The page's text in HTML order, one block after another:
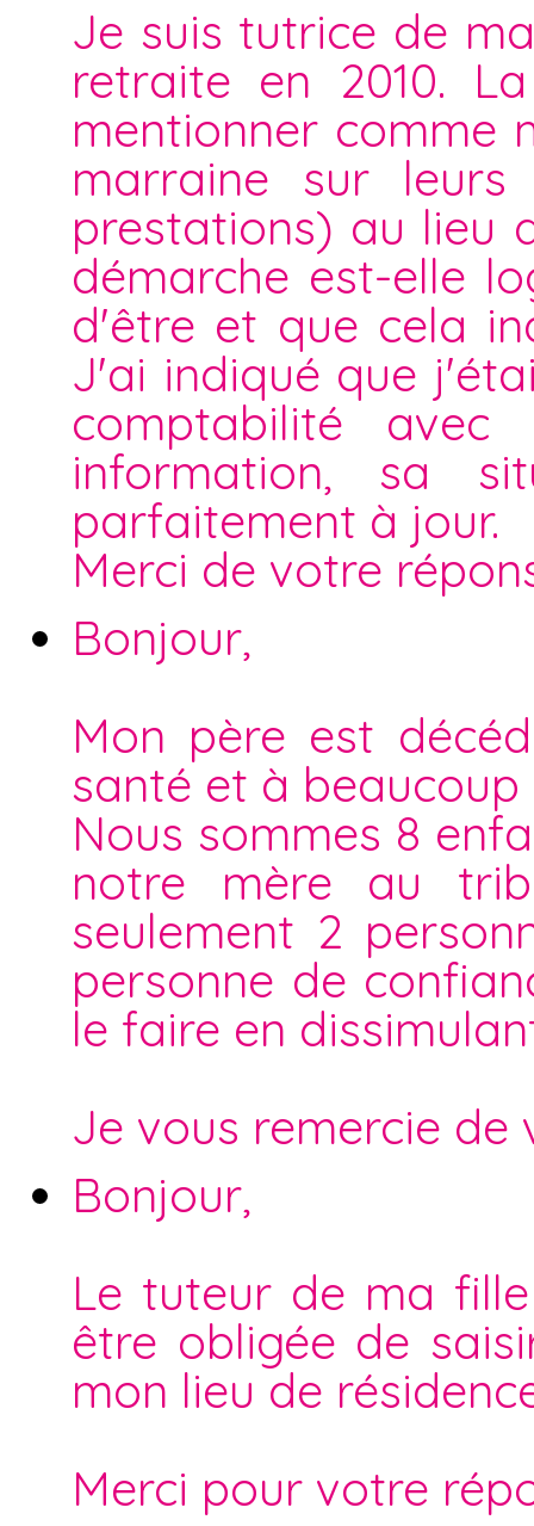
Je suis tutrice de
retraite en 2010.
mentionner comme
marraine sur
prestations) au lieu
démarche est-elle
d'être et que cela
J'ai indiqué que
comptabilité
information, sa
parfaitement à jour.
Merci de votre
Bonjour,
Mon père est
santé et à
Nous sommes 8
notre mère au
seulement 2
personne de
le faire en
Je vous remercie de
Bonjour,
Le tuteur de ma
être obligée de
mon lieu de
Merci pour votre